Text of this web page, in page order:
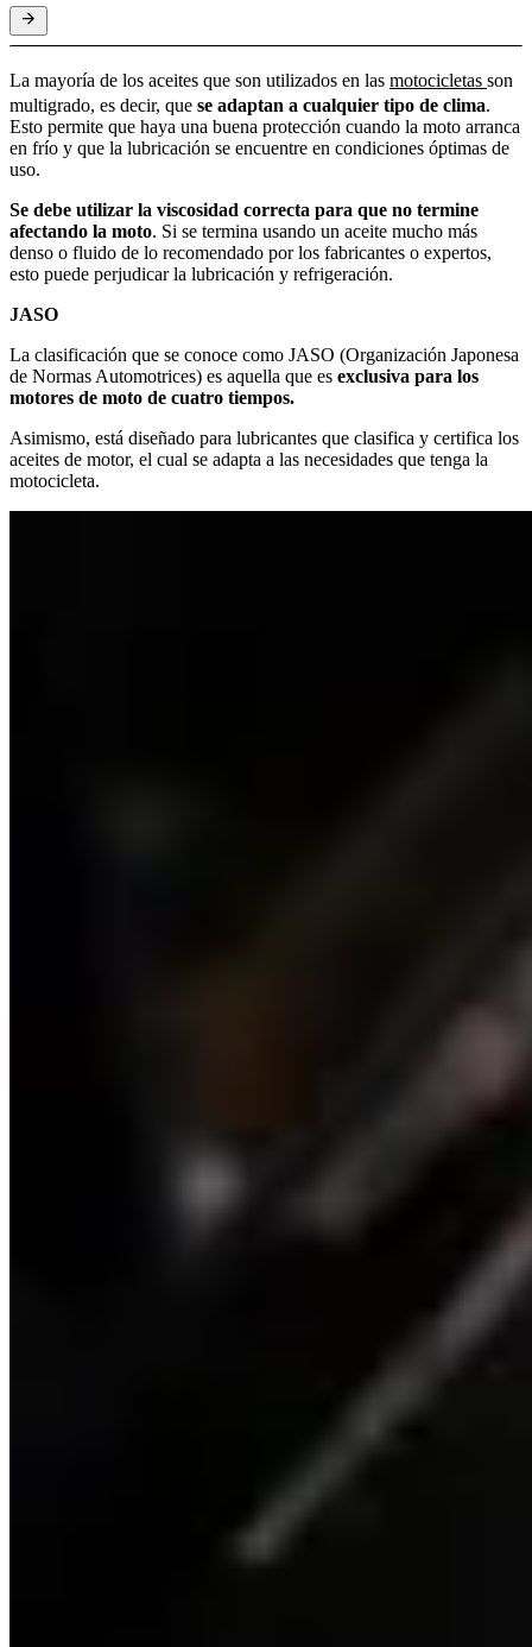
La mayoría de los aceites que son utilizados en las motocicletas son
multigrado, es decir, que se adaptan a cualquier tipo de clima.
Esto permite que haya una buena protección cuando la moto arranca
en frío y que la lubricación se encuentre en condiciones óptimas de
uso.
Se debe utilizar la viscosidad correcta para que no termine
afectando la moto. Si se termina usando un aceite mucho más
denso o fluido de lo recomendado por los fabricantes o expertos,
esto puede perjudicar la lubricación y refrigeración.
JASO
La clasificación que se conoce como JASO (Organización Japonesa
de Normas Automotrices) es aquella que es exclusiva para los
motores de moto de cuatro tiempos.
Asimismo, está diseñado para lubricantes que clasifica y certifica los
aceites de motor, el cual se adapta a las necesidades que tenga la
motocicleta.